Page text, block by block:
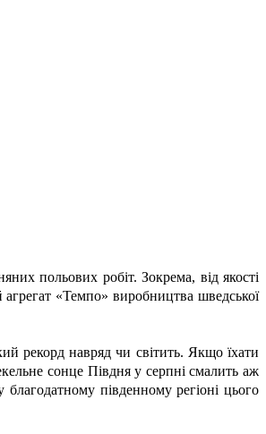
польових робіт. Зокрема, від якості
«Темпо» виробництва шведської
рекорд навряд чи світить. Якщо їхати
сонце Півдня у серпні смалить аж
південному регіоні цього